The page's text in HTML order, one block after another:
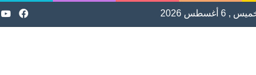
, 6 أغسطس 2026